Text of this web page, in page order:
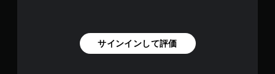
サインインして評価